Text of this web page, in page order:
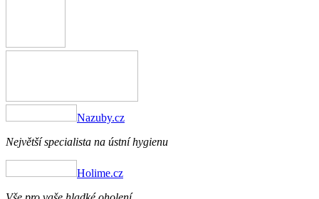
Nazuby.cz
Největší specialista na ústní hygienu
Holime.cz